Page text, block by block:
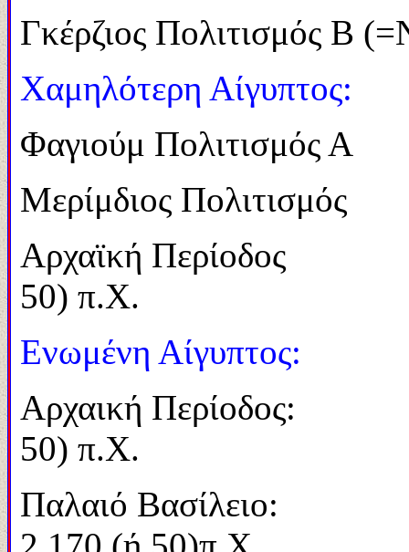
Γκέρζιος
Χαμηλότερη Αίγυπτος:
Φαγιούμ
Μερίμδιος
Αρχαϊκή
50) π.Χ.
Ενωμένη Αίγυπτος:
Αρχαική
50) π.Χ.
Παλαιό